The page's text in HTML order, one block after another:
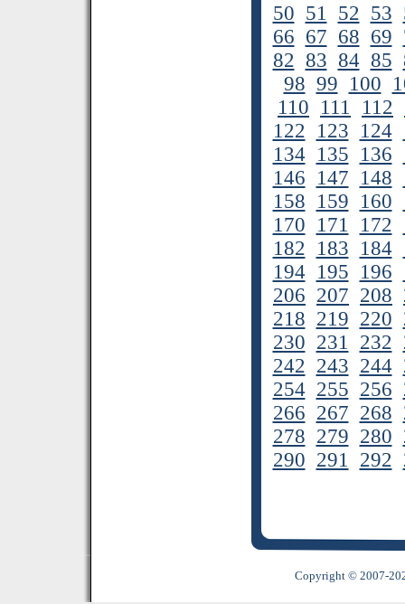
50 51 52 53
66 67 68 69
82 83 84 85
98 99 100
110 111 112
122 123 124
134 135 136
146 147 148
158 159 160
170 171 172
182 183 184
194 195 196
206 207 208
218 219 220
230 231 232
242 243 244
254 255 256
266 267 268
278 279 280
290 291 292
Copyright © 2007-